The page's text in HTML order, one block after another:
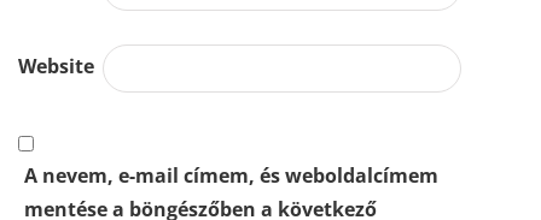
Website
A nevem, e-mail címem, és weboldalcímem
mentése a böngészőben a következő